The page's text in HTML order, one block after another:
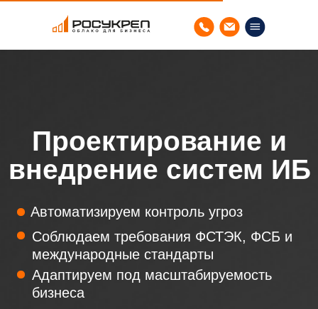
Автоматизируем контроль угроз
Соблюдаем требования ФСТЭК, ФСБ и
международные стандарты
бизнеса
Для оформления заявки или
консультации, заполните форму